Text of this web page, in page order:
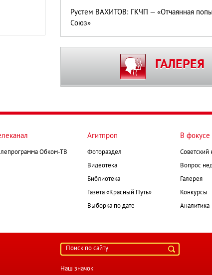
Рустем ВАХИТОВ: ГКЧП — «Отчаянная
Союз»
ГАЛЕРЕЯ
Обком-ТВ
Агитпроп
Фотораздел
Видеотека
Библиотека
Газета «Красный Путь»
Выборка по дате
В фокусе
Советский
Вопрос
Галерея
Конкурсы
Аналитика
Наш значок